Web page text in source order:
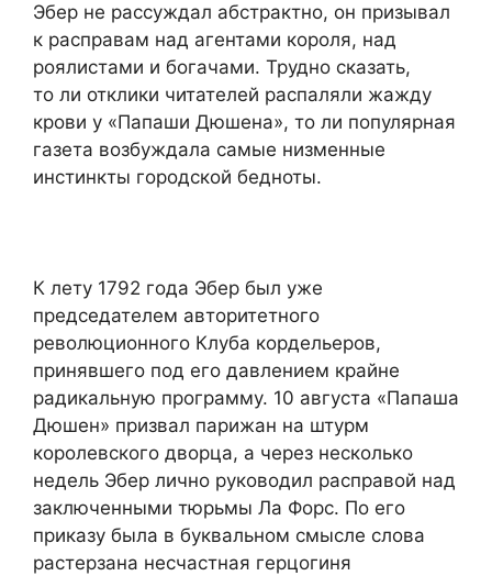
Эбер не рассуждал абстрактно, он призывал
к расправам над агентами короля, над
роялистами и богачами. Трудно сказать,
то ли отклики читателей распаляли жажду
крови у «Папаши Дюшена», то ли популярная
газета возбуждала самые низменные
инстинкты городской бедноты.
К лету 1792 года Эбер был уже
председателем авторитетного
революционного Клуба кордельеров,
принявшего под его давлением крайне
радикальную программу. 10 августа «Папаша
Дюшен» призвал парижан на штурм
королевского дворца, а через несколько
недель Эбер лично руководил расправой над
заключенными тюрьмы Ла Форс. По его
приказу была в буквальном смысле слова
растерзана несчастная герцогиня